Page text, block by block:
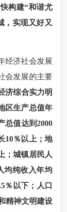
构建“和谐尤
，实现又好又
经济社会发展
会发展的主要
济综合实力明
区生产总值年
总值达到2000
10％以上；地
；城镇居民人
均纯收入年均
％以下；人口
精神文明建设